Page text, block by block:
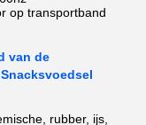
op transportband
van de
rubber, ijs,